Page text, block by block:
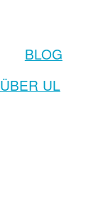
BLOG
ÜBER UL